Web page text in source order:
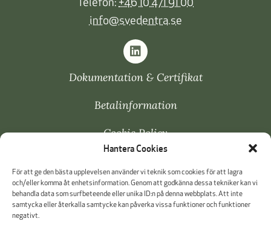
Hantera Cookies
För att ge den bästa upplevelsen använder vi teknik som cookies för att lagra
och/eller komma åt enhetsinformation. Genom att godkänna dessa tekniker kan vi
behandla data som surfbeteende eller unika ID:n på denna webbplats. Att inte
samtycka eller återkalla samtycke kan påverka vissa funktioner och funktioner
negativt.
Telefon: +46 10 471 91 00
info@svedentra.se
Dokumentation & Certifikat
Betalinformation
Cookie Policy